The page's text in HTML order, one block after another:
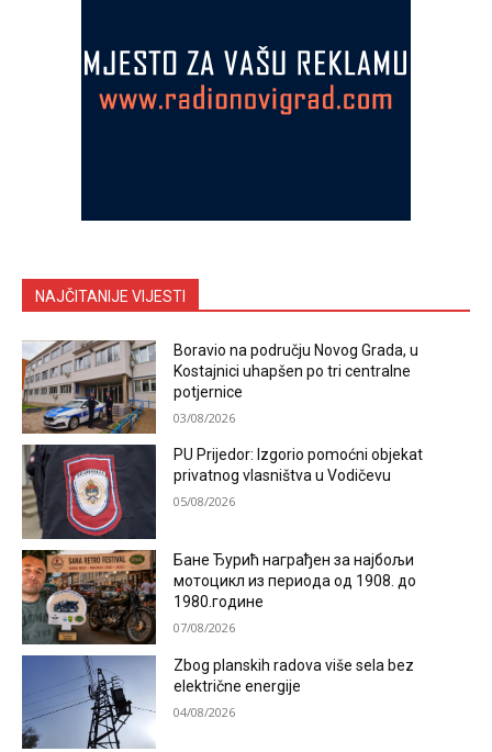
NAJČITANIJE VIJESTI
Boravio na području Novog Grada, u
Kostajnici uhapšen po tri centralne
potjernice
03/08/2026
PU Prijedor: Izgorio pomoćni objekat
privatnog vlasništva u Vodičevu
05/08/2026
Бане Ђурић награђен за најбољи
мотоцикл из периода од 1908. до
1980.године
07/08/2026
Zbog planskih radova više sela bez
električne energije
04/08/2026